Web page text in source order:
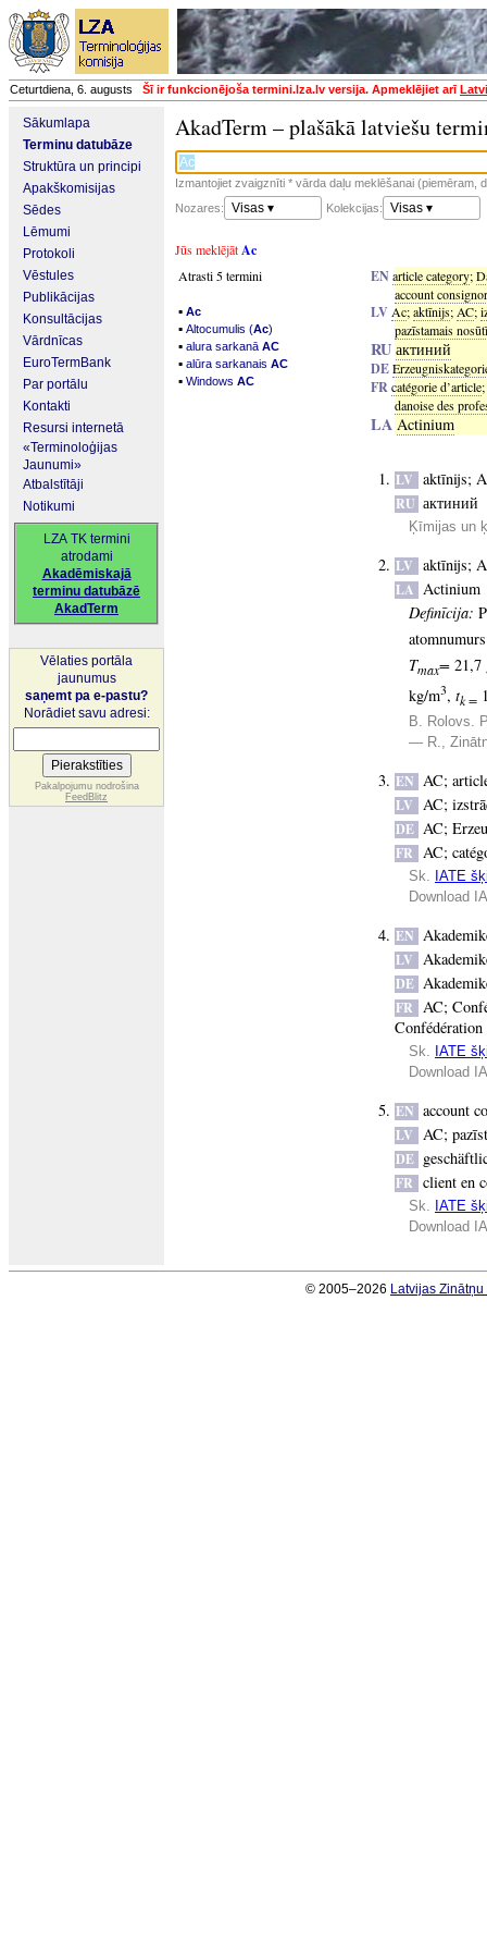
Ceturtdiena, 6. augusts Šī ir funkcionējoša termini.lza.lv versija. Apmeklējiet arī
Sākumlapa
Terminu datubāze
Struktūra un principi
Apakškomisijas
Sēdes
Lēmumi
Protokoli
Vēstules
Publikācijas
Konsultācijas
Vārdnīcas
EuroTermBank
Par portālu
Kontakti
Resursi internetā
«Terminoloģijas
Jaunumi»
Atbalstītāji
Notikumi
LZA TK termini
atrodami
Akadēmiskajā
terminu datubāzē
AkadTerm
Vēlaties portāla
jaunumus
saņemt pa e-pastu?
Norādiet savu adresi:
Pakalpojumu nodrošina
FeedBlitz
AkadTerm – plašākā latviešu
Izmantojiet zvaigznīti * vārda daļu meklēšanai (piemēram,
Nozares:
Visas ▾ Kolekcijas: Visas ▾
Jūs meklējātAc
Atrasti 5 termini
▪ Ac
▪ Altocumulis (Ac)
▪ alura sarkanā AC
▪ alūra sarkanais AC
▪ Windows AC
ENarticle category;
account consignor
LV Ac;aktīnijs; AC;
pazīstamais
RU актиний
DE
FRcatégorie d’article;
danoise des
LA Actinium
LV aktīnijs;
RU актиний
Ķīmijas un
LV aktīnijs;
LA Actinium
Definīcija:
Τmax= 21,7
kg/m3, tk =
B. Rolovs.
— R.,
EN AC;
LV AC;
DE AC;
FR AC;
Sk. IATE
Download
EN
LV
DE
FR AC;
Sk. IATE
Download
EN account
LV AC;
DE
FR client en
Sk. IATE
Download
© 2005–2026 Latvijas